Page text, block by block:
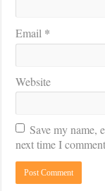
Email *
Website
Save my name,
next time I